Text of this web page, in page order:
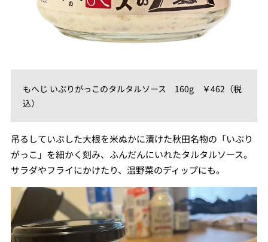
もへじ いぶりがっこのタルタルソース 160g ￥462（税
込）
吊るしていぶした大根を米ぬかに漬けた秋田名物の「いぶり
がっこ」を細かく刻み、ふんだんにいれたタルタルソース。
サラダやフライにかけたり、温野菜のディップにも。